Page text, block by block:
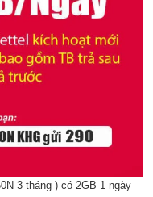
3 tháng ) có 2GB 1 ngày